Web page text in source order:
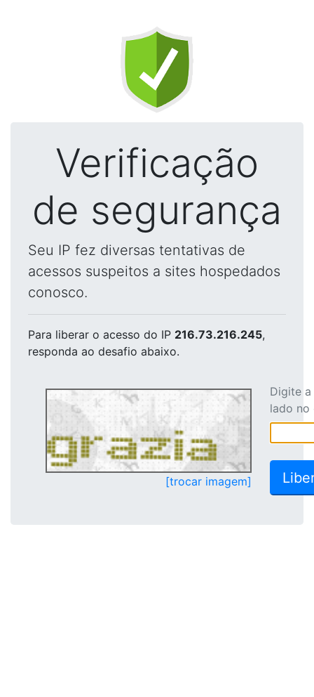
Verificação
de segurança
Seu IP fez diversas tentativas de
acessos suspeitos a sites hospedados
conosco.
Para liberar o acesso do IP 216.73.216.245,
responda ao desafio abaixo.
[trocar imagem]
Digite
lado no